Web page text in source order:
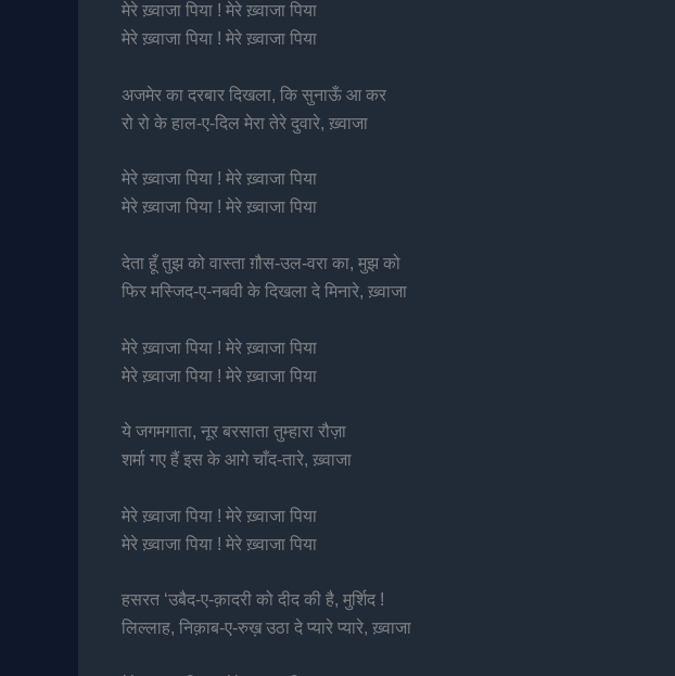
मेरे ख़्वाजा पिया ! मेरे ख़्वाजा पिया
मेरे ख़्वाजा पिया ! मेरे ख़्वाजा पिया
अजमेर का दरबार दिखला, कि सुनाऊँ आ कर
रो रो के हाल-ए-दिल मेरा तेरे दुवारे, ख़्वाजा
मेरे ख़्वाजा पिया ! मेरे ख़्वाजा पिया
मेरे ख़्वाजा पिया ! मेरे ख़्वाजा पिया
देता हूँ तुझ को वास्ता ग़ौस-उल-वरा का, मुझ को
फिर मस्जिद-ए-नबवी के दिखला दे मिनारे, ख़्वाजा
मेरे ख़्वाजा पिया ! मेरे ख़्वाजा पिया
मेरे ख़्वाजा पिया ! मेरे ख़्वाजा पिया
ये जगमगाता, नूर बरसाता तुम्हारा रौज़ा
शर्मा गए हैं इस के आगे चाँद-तारे, ख़्वाजा
मेरे ख़्वाजा पिया ! मेरे ख़्वाजा पिया
मेरे ख़्वाजा पिया ! मेरे ख़्वाजा पिया
हसरत ‘उबैद-ए-क़ादरी को दीद की है, मुर्शिद !
लिल्लाह, निक़ाब-ए-रुख़ उठा दे प्यारे प्यारे, ख़्वाजा